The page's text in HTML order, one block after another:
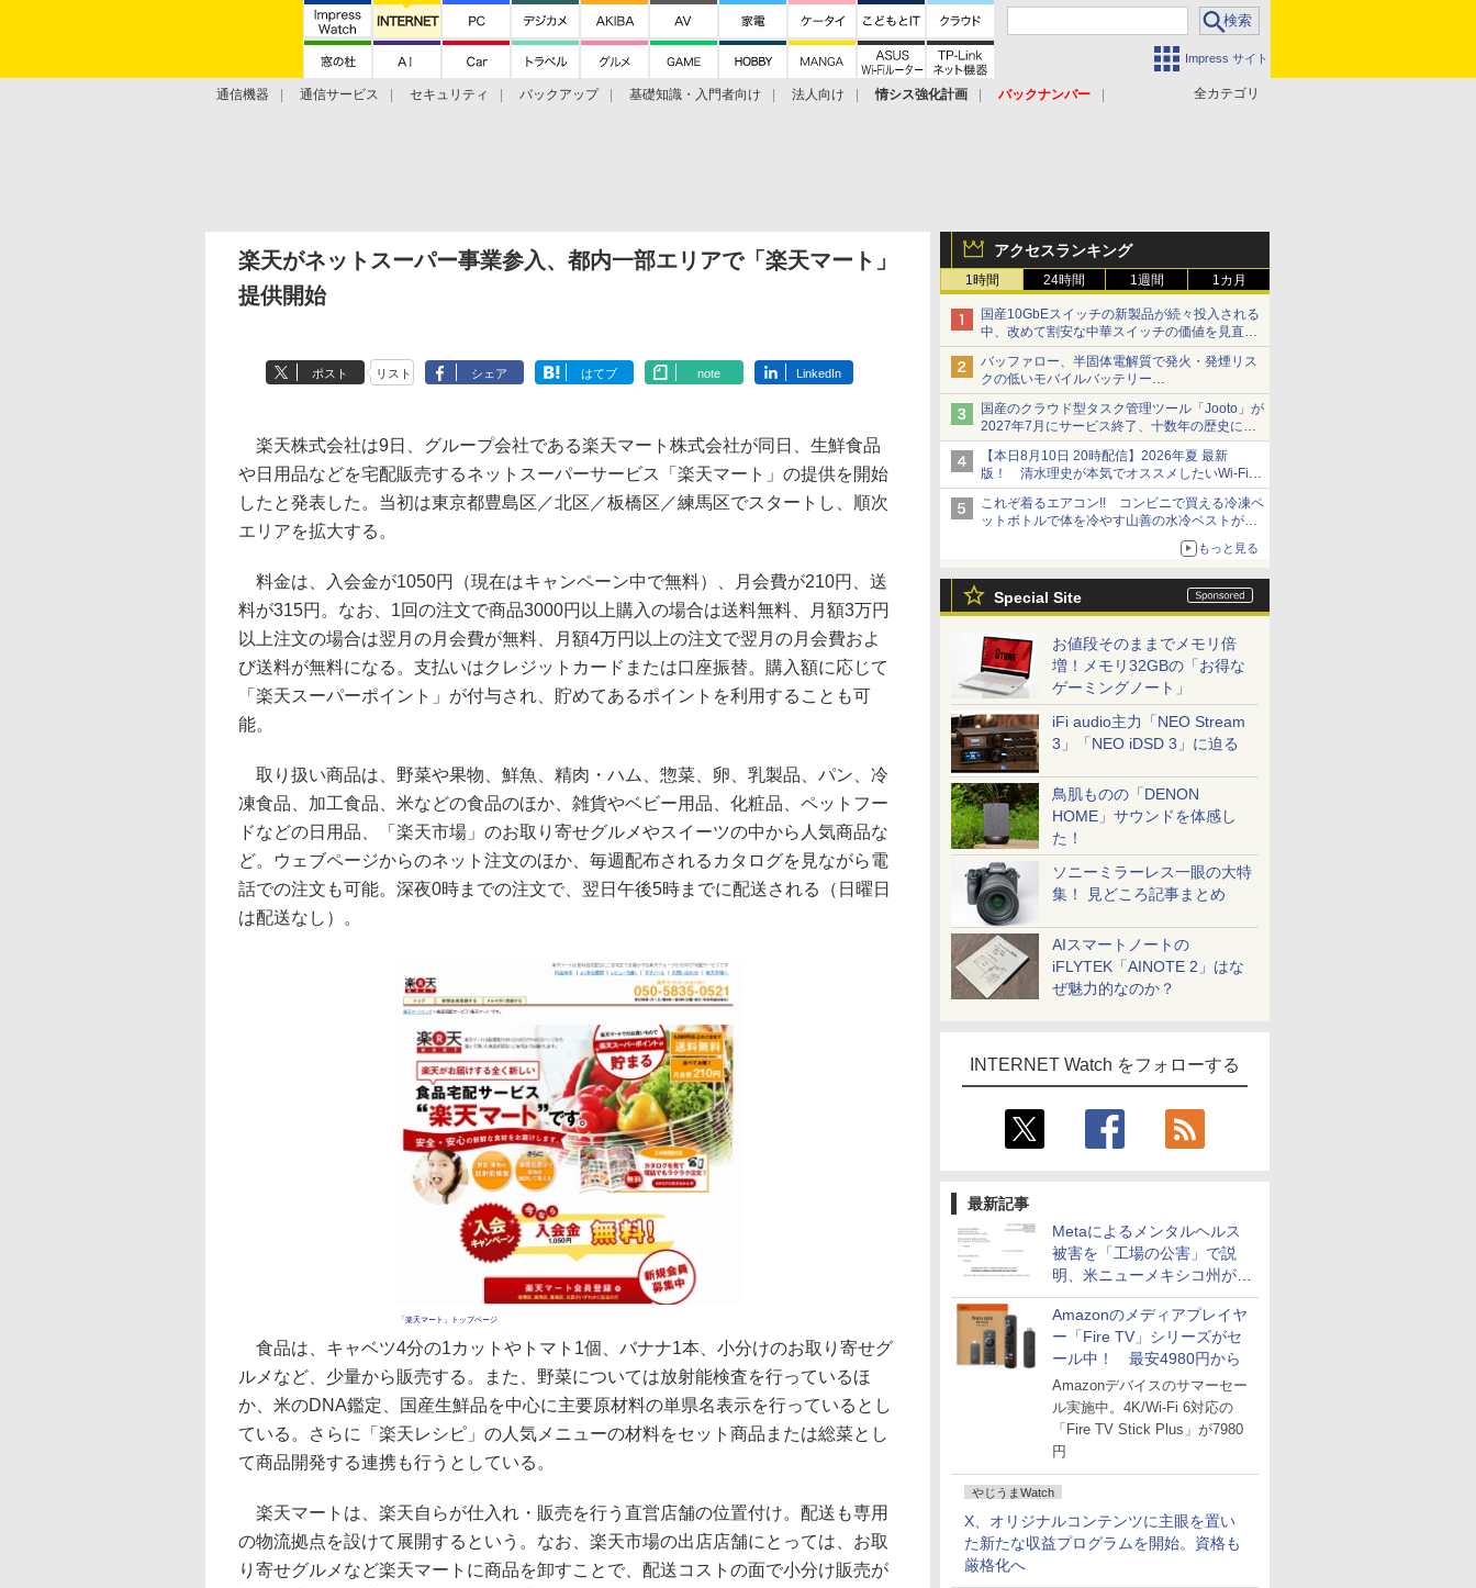
Impress サイト
全カテゴリ
通信機器 通信サービス セキュリティ バックアップ 基礎知識・入門者向け 法人向け 情シス強化計画
バックナンバー
アクセスランキング
1時間 24時間 1週間 1カ月
国産10GbEスイッチの新製品が続々投入される
中、改めて割安な中華スイッチの価値を見直す
【イニシャルB】
バッファロー、半固体電解質で発火・発煙リス
クの低いモバイルバッテリー
「BMPBSA10000」シリーズの店頭販売を9月
上旬に開始
国産のクラウド型タスク管理ツール「Jooto」が
2027年7月にサービス終了、十数年の歴史に幕
【やじうまWatch】
【本日8月10日 20時配信】2026年夏 最新
版！ 清水理史が本気でオススメしたいWi-Fiル
ーターはどれか？ ライブで解説【清水理史の
「イニシャルB」チャンネル】
これぞ着るエアコン!! コンビニで買える冷凍ペ
ットボトルで体を冷やす山善の水冷ベストがロ
ードバイクにちょうどいい【ぼっち・ざ・ろー
ど！その14】【空いた時間でなにしてる？】
もっと見る
Special Site
お値段そのままでメモリ倍
増！メモリ32GBの「お得な
ゲーミングノート」
iFi audio主力「NEO Stream
3」「NEO iDSD 3」に迫る
鳥肌ものの「DENON
HOME」サウンドを体感し
た！
ソニーミラーレス一眼の大特
集！ 見どころ記事まとめ
AIスマートノートの
iFLYTEK「AINOTE 2」はな
ぜ魅力的なのか？
INTERNET Watch をフォローする
最新記事
Metaによるメンタルヘルス
被害を「工場の公害」で説
明、米ニューメキシコ州が5
億6700万ドルの支払い命令
Amazonのメディアプレイヤ
ー「Fire TV」シリーズがセ
ール中！ 最安4980円から
Amazonデバイスのサマーセー
ル実施中。4K/Wi-Fi 6対応の
「Fire TV Stick Plus」が7980
円
やじうまWatch
X、オリジナルコンテンツに主眼を置い
た新たな収益プログラムを開始。資格も
厳格化へ
楽天がネットスーパー事業参入、都内一部エリアで「楽天マート」
提供開始
ポスト リスト シェア はてブ note LinkedIn
楽天株式会社は9日、グループ会社である楽天マート株式会社が同日、生鮮食品
や日用品などを宅配販売するネットスーパーサービス「楽天マート」の提供を開始
したと発表した。当初は東京都豊島区／北区／板橋区／練馬区でスタートし、順次
エリアを拡大する。
料金は、入会金が1050円（現在はキャンペーン中で無料）、月会費が210円、送
料が315円。なお、1回の注文で商品3000円以上購入の場合は送料無料、月額3万円
以上注文の場合は翌月の月会費が無料、月額4万円以上の注文で翌月の月会費およ
び送料が無料になる。支払いはクレジットカードまたは口座振替。購入額に応じて
「楽天スーパーポイント」が付与され、貯めてあるポイントを利用することも可
能。
取り扱い商品は、野菜や果物、鮮魚、精肉・ハム、惣菜、卵、乳製品、パン、冷
凍食品、加工食品、米などの食品のほか、雑貨やベビー用品、化粧品、ペットフー
ドなどの日用品、「楽天市場」のお取り寄せグルメやスイーツの中から人気商品な
ど。ウェブページからのネット注文のほか、毎週配布されるカタログを見ながら電
話での注文も可能。深夜0時までの注文で、翌日午後5時までに配送される（日曜日
は配送なし）。
「楽天マート」トップページ
食品は、キャベツ4分の1カットやトマト1個、バナナ1本、小分けのお取り寄せグ
ルメなど、少量から販売する。また、野菜については放射能検査を行っているほ
か、米のDNA鑑定、国産生鮮品を中心に主要原材料の単県名表示を行っているとし
ている。さらに「楽天レシピ」の人気メニューの材料をセット商品または総菜とし
て商品開発する連携も行うとしている。
楽天マートは、楽天自らが仕入れ・販売を行う直営店舗の位置付け。配送も専用
の物流拠点を設けて展開するという。なお、楽天市場の出店店舗にとっては、お取
り寄せグルメなど楽天マートに商品を卸すことで、配送コストの面で小分け販売が